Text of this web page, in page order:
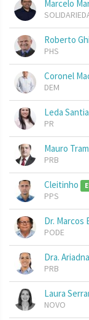
Marcelo
Roberto
PHS
Coronel
DEM
Leda
PR
Mauro
PRB
Cleitinho
PPS
Dr. Marcos
PODE
Dra. Ariadna
PRB
Laura
NOVO